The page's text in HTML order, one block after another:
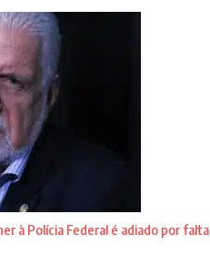
à Polícia Federal é adiado por falta